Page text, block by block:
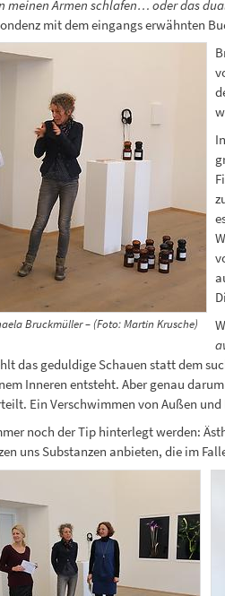
meinen Armen schlafen… oder das
mit dem eingangs erwähnten
Bruckmüller – (Foto: Martin Krusche)
das geduldige Schauen statt dem
Inneren entsteht. Aber genau
Ein Verschwimmen von Außen
noch der Tip hinterlegt werden:
uns Substanzen anbieten, die im